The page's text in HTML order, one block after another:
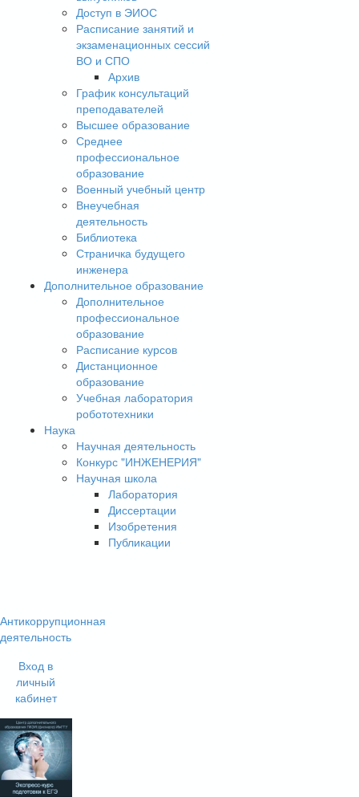
Доступ в ЭИОС
Расписание занятий и
экзаменационных сессий
ВО и СПО
Архив
График консультаций
преподавателей
Высшее образование
Среднее
профессиональное
образование
Военный учебный центр
Внеучебная
деятельность
Библиотека
Страничка будущего
инженера
Дополнительное образование
Дополнительное
профессиональное
образование
Расписание курсов
Дистанционное
образование
Учебная лаборатория
робототехники
Наука
Научная деятельность
Конкурс "ИНЖЕНЕРИЯ"
Научная школа
Лаборатория
Диссертации
Изобретения
Публикации
Антикоррупционная
деятельность
Вход в
личный
кабинет